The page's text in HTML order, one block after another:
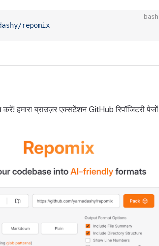
bash
repomix
हमारा ब्राउज़र एक्सटेंशन GitHub रिपॉजिटरी पेजों